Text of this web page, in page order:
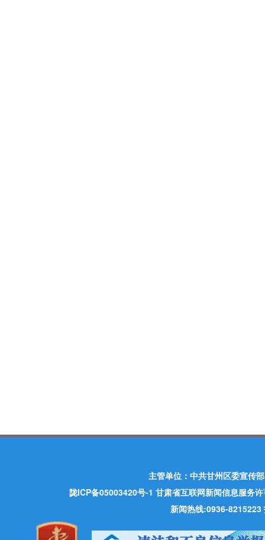
主管单位：中共甘州区委宣传
陇ICP备05003420号-1 甘肃省互联网新闻信息服务
新闻热线:0936-8215223